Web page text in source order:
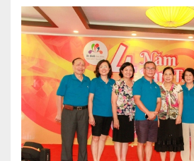
Tai Mũi Họng
Vật lý trị liệu hồi phục chức năng
Xét nghiệm
Xét nghiệm sàng lọc NIPT
Chẩn đoán hình ảnh